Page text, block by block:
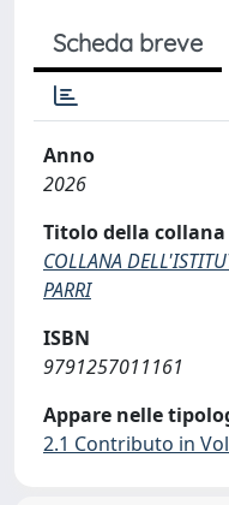
Scheda breve
Anno
2026
Titolo della collana
COLLANA
PARRI
ISBN
9791257011161
Appare nelle
2.1 Contributo in